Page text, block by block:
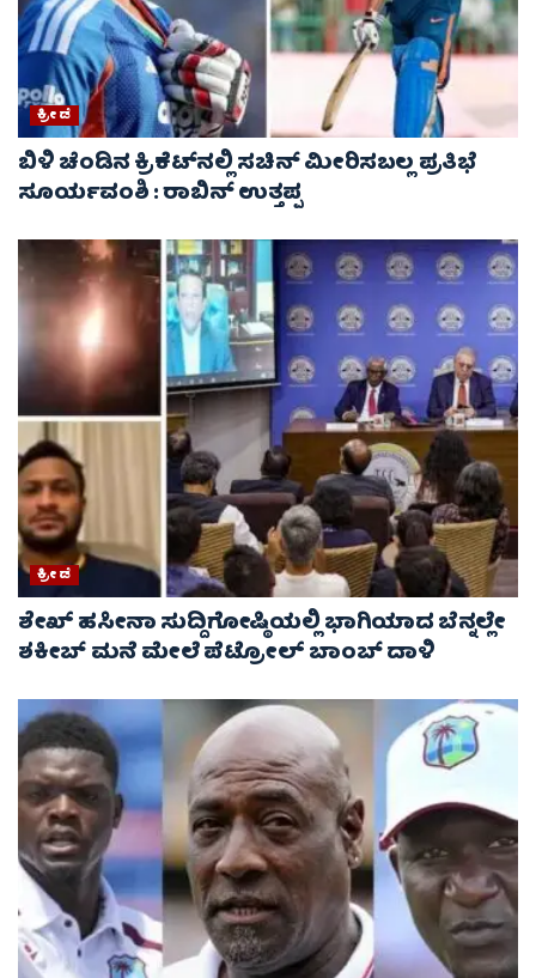
ಕ್ರೀಡೆ
ಬಿಳಿ ಚೆಂಡಿನ ಕ್ರಿಕೆಟ್‌ನಲ್ಲಿ ಸಚಿನ್ ಮೀರಿಸಬಲ್ಲ ಪ್ರತಿಭೆ
ಸೂರ್ಯವಂಶಿ : ರಾಬಿನ್ ಉತ್ತಪ್ಪ
ಕ್ರೀಡೆ
ಶೇಖ್ ಹಸೀನಾ ಸುದ್ದಿಗೋಷ್ಠಿಯಲ್ಲಿ ಭಾಗಿಯಾದ ಬೆನ್ನಲ್ಲೇ
ಶಕೀಬ್ ಮನೆ ಮೇಲೆ ಪೆಟ್ರೋಲ್ ಬಾಂಬ್ ದಾಳಿ